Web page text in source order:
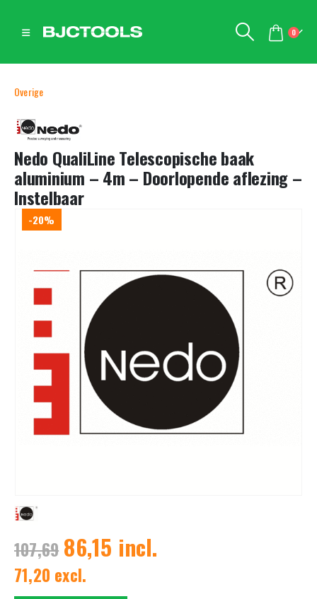
0
Overige
Nedo QualiLine Telescopische baak
aluminium – 4m – Doorlopende aflezing –
Instelbaar
-20%
107,69 86,15 incl.
71,20 excl.